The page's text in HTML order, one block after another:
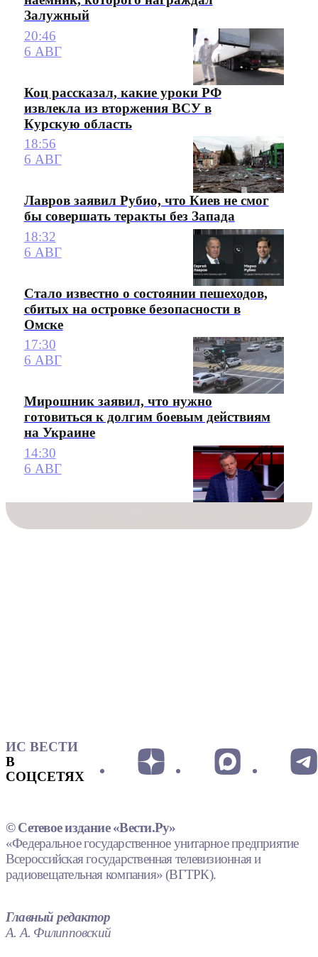
Залужный
20:46
6 АВГ
Коц рассказал, какие уроки РФ
извлекла из вторжения ВСУ в
Курскую область
18:56
6 АВГ
Лавров заявил Рубио, что Киев не смог
бы совершать теракты без Запада
18:32
6 АВГ
Стало известно о состоянии пешеходов,
сбитых на островке безопасности в
Омске
17:30
6 АВГ
Мирошник заявил, что нужно
готовиться к долгим боевым действиям
на Украине
14:30
6 АВГ
ИС ВЕСТИ
В
СОЦСЕТЯХ
© Сетевое издание «Вести.Ру»
«Федеральное государственное унитарное предприятие
Всероссийская государственная телевизионная и
радиовещательная компания» (ВГТРК).
Главный редактор
А. А. Филипповский